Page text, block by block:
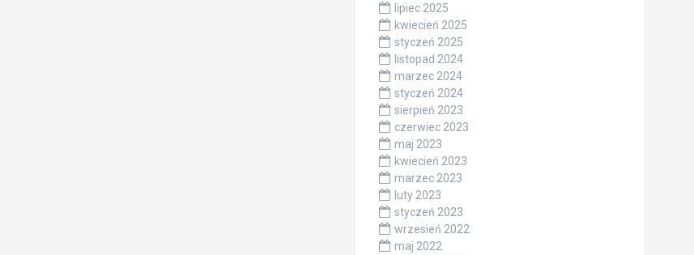
lipiec 2025
kwiecień 2025
styczeń 2025
listopad 2024
marzec 2024
styczeń 2024
sierpień 2023
czerwiec 2023
maj 2023
kwiecień 2023
marzec 2023
luty 2023
styczeń 2023
wrzesień 2022
maj 2022